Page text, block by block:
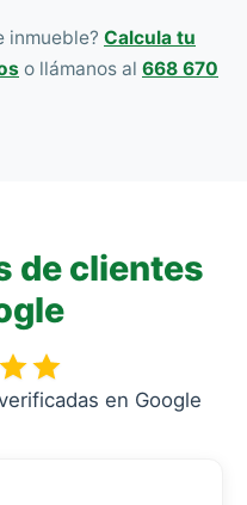
inmueble? Calcula tu
o llámanos al 668 670
de clientes
en Google